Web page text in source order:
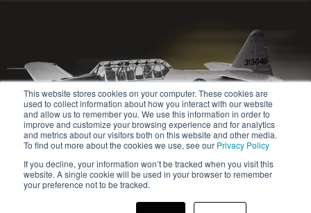
This website stores cookies on your computer. These cookies are
used to collect information about how you interact with our website
and allow us to remember you. We use this information in order to
improve and customize your browsing experience and for analytics
and metrics about our visitors both on this website and other media.
To find out more about the cookies we use, see our Privacy Policy
If you decline, your information won’t be tracked when you visit this
website. A single cookie will be used in your browser to remember
your preference not to be tracked.
© 2020-2024 Safety Jogger All rights reserved
Site map
Política de privacidad